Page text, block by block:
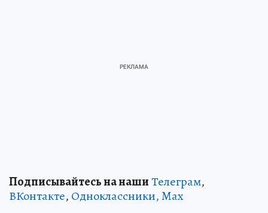
Подписывайтесь на нашиТелеграм,
ВКонтакте, Одноклассники,Max